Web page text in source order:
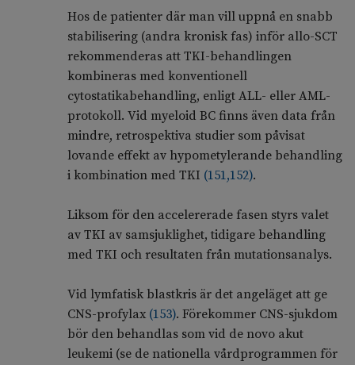
Hos de patienter där man vill uppnå en snabb
stabilisering (andra kronisk fas) inför allo-SCT
rekommenderas att TKI-behandlingen
kombineras med konventionell
cytostatikabehandling, enligt ALL- eller AML-
protokoll. Vid myeloid BC finns även data från
mindre, retrospektiva studier som påvisat
lovande effekt av hypometylerande behandling
i kombination med TKI (151,152).
Liksom för den accelererade fasen styrs valet
av TKI av samsjuklighet, tidigare behandling
med TKI och resultaten från mutationsanalys.
Vid lymfatisk blastkris är det angeläget att ge
CNS-profylax (153). Förekommer CNS-sjukdom
bör den behandlas som vid de novo akut
leukemi (se de nationella vårdprogrammen för